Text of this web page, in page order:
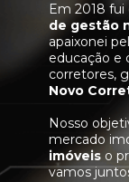
Em 2018
de gestão
apaixonei
educação e
corretores,
Novo
Nosso
mercado
imóveis o
vamos